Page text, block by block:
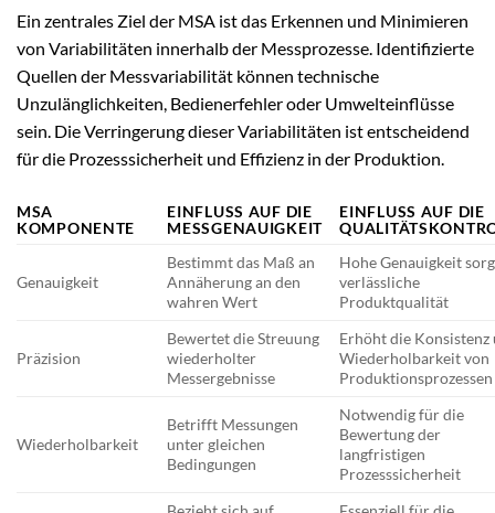
Ein zentrales Ziel der MSA ist das Erkennen und Minimieren
von Variabilitäten innerhalb der Messprozesse. Identifizierte
Quellen der Messvariabilität können technische
Unzulänglichkeiten, Bedienerfehler oder Umwelteinflüsse
sein. Die Verringerung dieser Variabilitäten ist entscheidend
für die Prozesssicherheit und Effizienz in der Produktion.
MSA
KOMPONENTE
EINFLUSS AUF DIE
MESSGENAUIGKEIT
EINFLUSS AUF DIE
Genauigkeit
Bestimmt das Maß an
Annäherung an den
wahren Wert
Hohe Genauigkeit
verlässliche
Produktqualität
Präzision
Bewertet die Streuung
wiederholter
Messergebnisse
Erhöht die Konsistenz
Wiederholbarkeit von
Produktionsprozessen
Wiederholbarkeit
Betrifft Messungen
unter gleichen
Bedingungen
Notwendig für die
Bewertung der
langfristigen
Prozesssicherheit